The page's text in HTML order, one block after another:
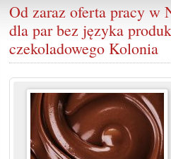
Od zaraz oferta pracy w
dla par bez języka
czekoladowego Kolonia